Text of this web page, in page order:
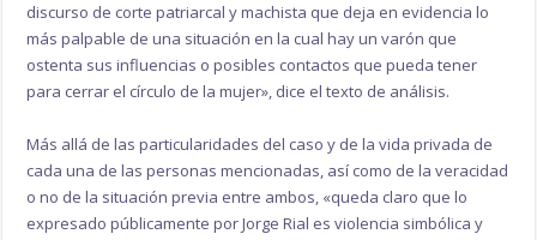
discurso de corte patriarcal y machista que deja en evidencia lo
más palpable de una situación en la cual hay un varón que
ostenta sus influencias o posibles contactos que pueda tener
para cerrar el círculo de la mujer», dice el texto de análisis.
Más allá de las particularidades del caso y de la vida privada de
cada una de las personas mencionadas, así como de la veracidad
o no de la situación previa entre ambos, «queda claro que lo
expresado públicamente por Jorge Rial es violencia simbólica y